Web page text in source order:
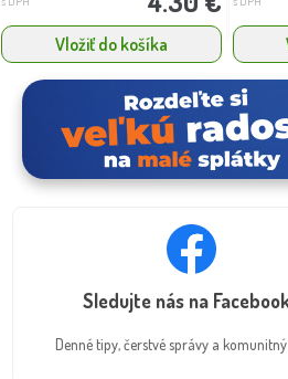
Vložiť do košíka
Sledujte nás na
Denné tipy, čerstvé správy a komunitný